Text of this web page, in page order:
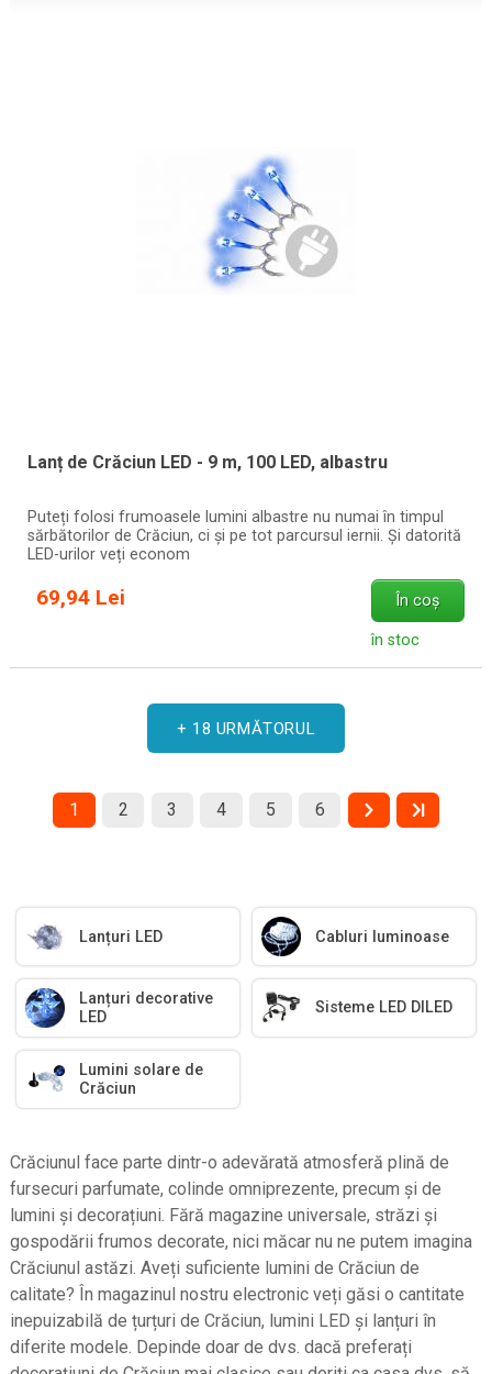
Lanț de Crăciun LED - 9 m, 100 LED, albastru
Puteți folosi frumoasele lumini albastre nu numai în timpul
sărbătorilor de Crăciun, ci și pe tot parcursul iernii. Și datorită
LED-urilor veți econom
69,94 Lei În coș
în stoc
+ 18 URMĂTORUL
1 2 3 4 5 6
Lanțuri LED Cabluri luminoase
Lanțuri decorative
LED
Sisteme LED DILED
Lumini solare de
Crăciun
Crăciunul face parte dintr-o adevărată atmosferă plină de
fursecuri parfumate, colinde omniprezente, precum și de
lumini și decorațiuni. Fără magazine universale, străzi și
gospodării frumos decorate, nici măcar nu ne putem imagina
Crăciunul astăzi. Aveți suficiente lumini de Crăciun de
calitate? În magazinul nostru electronic veți găsi o cantitate
inepuizabilă de țurțuri de Crăciun, lumini LED și lanțuri în
diferite modele. Depinde doar de dvs. dacă preferați